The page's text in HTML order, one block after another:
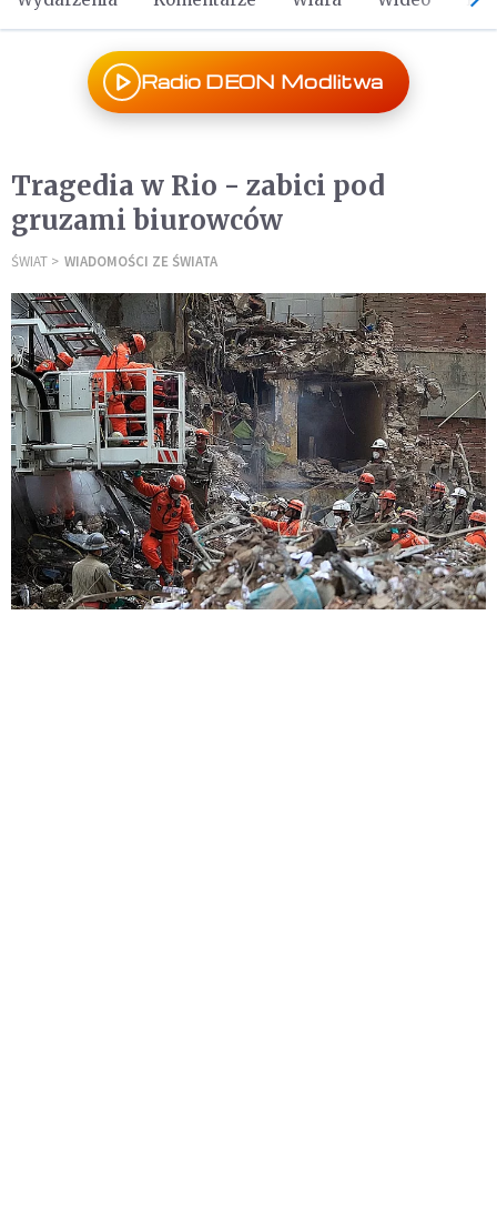
Radio DEON Modlitwa
Tragedia w Rio - zabici pod
gruzami biurowców
ŚWIAT WIADOMOŚCI ZE ŚWIATA